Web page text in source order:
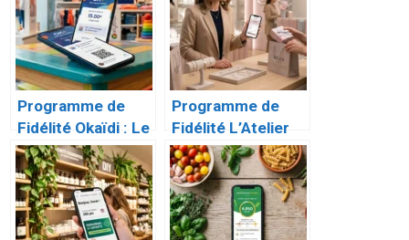
Programme de
Fidélité Okaïdi : Le
Guide Complet de
la Carte OK+
Programme de
Fidélité L’Atelier
d’Amaya : Le Guide
Complet